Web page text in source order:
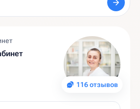
116 отзывов